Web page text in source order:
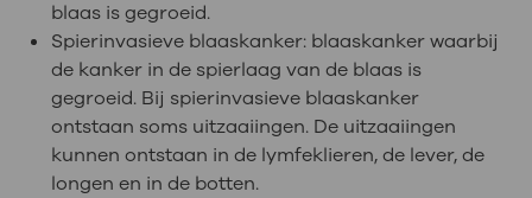
blaas is gegroeid.
Spierinvasieve blaaskanker: blaaskanker waarbij
de kanker in de spierlaag van de blaas is
gegroeid. Bij spierinvasieve blaaskanker
ontstaan soms uitzaaiingen. De uitzaaiingen
kunnen ontstaan in de lymfeklieren, de lever, de
longen en in de botten.